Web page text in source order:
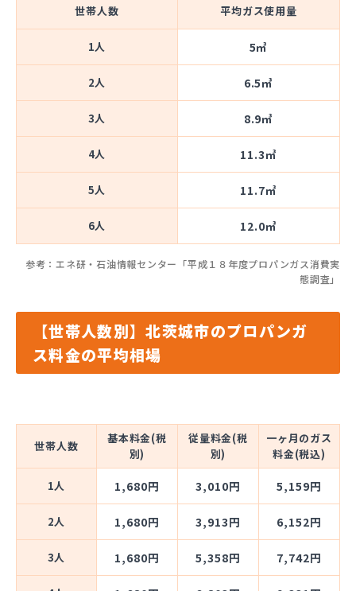
世帯人数 平均ガス使用量
1人 5㎥
2人 6.5㎥
3人 8.9㎥
4人 11.3㎥
5人 11.7㎥
6人 12.0㎥
参考：エネ研・石油情報センター「平成１８年度プロパンガス消費実
態調査」
【世帯人数別】北茨城市のプロパンガ
ス料金の平均相場
世帯人数
基本料金(税
別)
従量料金(税
別)
一ヶ月のガス
料金(税込)
1人 1,680円 3,010円 5,159円
2人 1,680円 3,913円 6,152円
3人 1,680円 5,358円 7,742円